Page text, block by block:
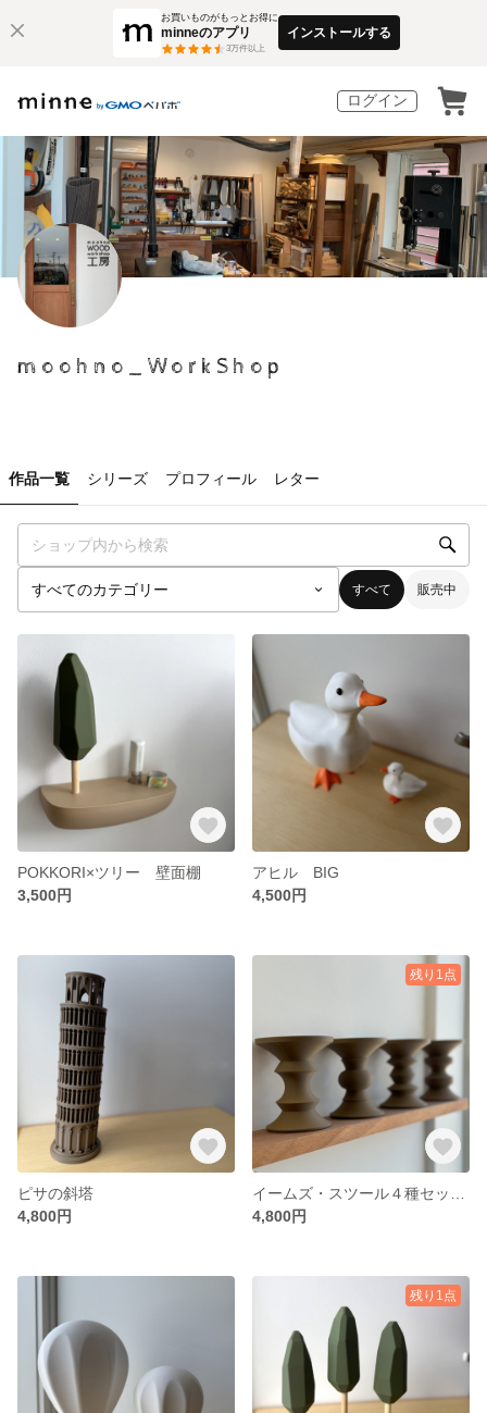
お買いものがもっとお得に
minneのアプリ
3万件以上
インストールする
ログイン
moohno_WorkShop
作品一覧 シリーズ プロフィール レター
すべて 販売中
POKKORI×ツリー 壁面棚
3,500円
アヒル BIG
4,500円
ピサの斜塔
4,800円
残り1点
4,800円
残り1点